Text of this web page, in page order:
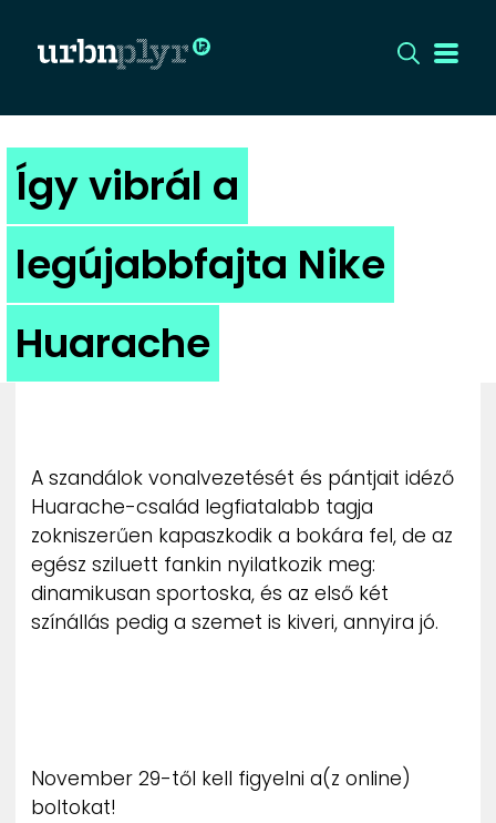
CÍMLAP
DIZÁJN
DIVAT
HIP
UTCA
ZENE
MÉDIAAJÁNLAT
IMPRESSZUM
PR-ARCHÍVUM
ADATKEZELÉSI TÁJÉKOZTATÓ
Így vibrál a
legújabbfajta Nike
Huarache
A szandálok vonalvezetését és pántjait idéző
Huarache-család legfiatalabb tagja
zokniszerűen kapaszkodik a bokára fel, de az
egész sziluett fankin nyilatkozik meg:
dinamikusan sportoska, és az első két
színállás pedig a szemet is kiveri, annyira jó.
November 29-től kell figyelni a(z online)
boltokat!